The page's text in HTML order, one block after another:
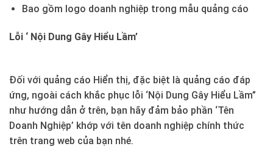
Bao gồm logo doanh nghiệp trong mẫu quảng cáo
Lỗi ‘ Nội Dung Gây Hiểu Lầm’
Đối với quảng cáo Hiển thị, đặc biệt là quảng cáo đáp
ứng, ngoài cách khắc phục lỗi ‘Nội Dung Gây Hiểu Lầm”
như hướng dẫn ở trên, bạn hãy đảm bảo phần ‘Tên
Doanh Nghiệp’ khớp với tên doanh nghiệp chính thức
trên trang web của bạn nhé.